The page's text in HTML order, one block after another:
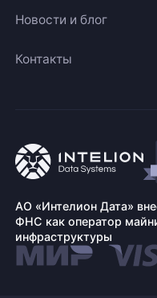
Новости и блог
Контакты
АО «Интелион Дата»
ФНС как оператор
инфраструктуры